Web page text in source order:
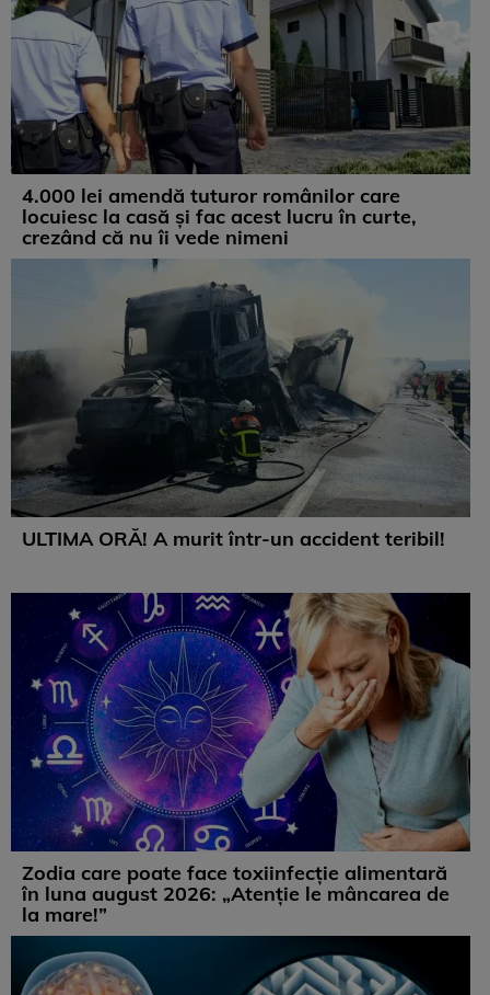
4.000 lei amendă tuturor românilor care
locuiesc la casă și fac acest lucru în curte,
crezând că nu îi vede nimeni
ULTIMA ORĂ! A murit într-un accident teribil!
Zodia care poate face toxiinfecție alimentară
în luna august 2026: „Atenție le mâncarea de
la mare!”